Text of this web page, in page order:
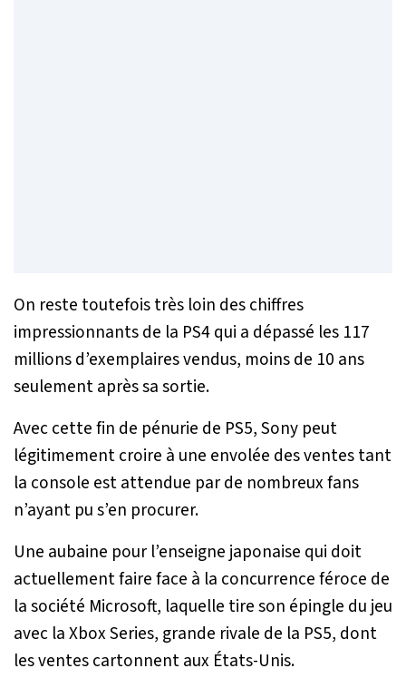
On reste toutefois très loin des chiffres
impressionnants de la PS4 qui a dépassé les 117
millions d’exemplaires vendus, moins de 10 ans
seulement après sa sortie.
Avec cette fin de pénurie de PS5, Sony peut
légitimement croire à une envolée des ventes tant
la console est attendue par de nombreux fans
n’ayant pu s’en procurer.
Une aubaine pour l’enseigne japonaise qui doit
actuellement faire face à la concurrence féroce de
la société Microsoft, laquelle tire son épingle du jeu
avec la Xbox Series, grande rivale de la PS5, dont
les ventes cartonnent aux États-Unis.